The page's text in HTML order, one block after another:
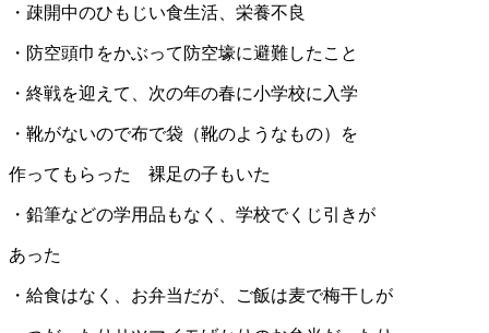
・疎開中のひもじい食生活、栄養不良
・防空頭巾をかぶって防空壕に避難したこと
・終戦を迎えて、次の年の春に小学校に入学
・靴がないので布で袋（靴のようなもの）を
作ってもらった 裸足の子もいた
・鉛筆などの学用品もなく、学校でくじ引きが
あった
・給食はなく、お弁当だが、ご飯は麦で梅干しが